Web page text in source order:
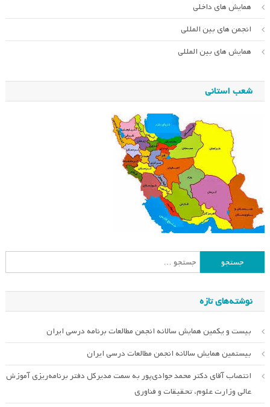
همایش های داخلی
انجمن های بین المللی
همایش های بین المللی
شعب استانی
جستجو
برای:
نوشته‌های تازه
بیست و یکمین همایش سالانه انجمن مطالعات برنامه درسی ایران
بیستمین همایش سالانه انجمن مطالعات درسی ایران
انتصاب آقای دکتر محمد جوادی‌پور به سمت مدیرکل دفتر برنامه‌ریزی آموزش
عالی وزارت علوم، تحقیقات و فناوری